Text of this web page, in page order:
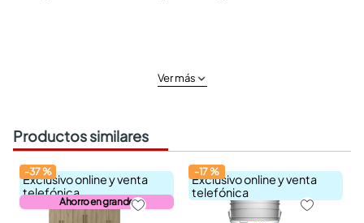
Ver más
Productos similares
Exclusivo online y venta
telefónica
Ahorro en grande
-37%
Exclusivo online y venta
telefónica
-17%